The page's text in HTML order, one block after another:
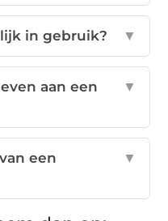
in gebruik? ▼
aan een
▼
een
▼